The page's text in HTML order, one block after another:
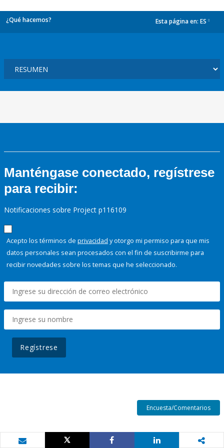
¿Qué hacemos? Esta página en: ES
Manténgase conectado, regístrese
para recibir:
Notificaciones sobre Project p116109
Acepto los términos de privacidad y otorgo mi permiso para que mis
datos personales sean procesados con el fin de suscribirme para
recibir novedades sobre los temas que he seleccionado.
Regístrese
Encuesta/Comentarios